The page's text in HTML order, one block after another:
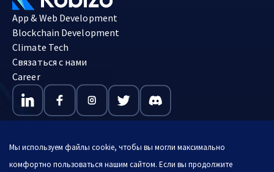
App & Web Development
Blockchain Development
Climate Tech
Связаться с нами
Career
Мы используем файлы cookie, чтобы вы могли максимально
комфортно пользоваться нашим сайтом. Если вы продолжите